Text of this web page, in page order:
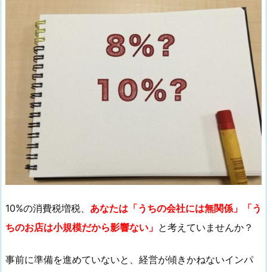
10%の消費税増税、 あなたは「うちの会社には無関係」「う
ちのお店は小規模だから影響ない」 と考えていませんか？
事前に準備を進めていないと、経営が傾きかねないインパ